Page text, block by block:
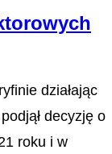
działając
decyzję o
roku i w